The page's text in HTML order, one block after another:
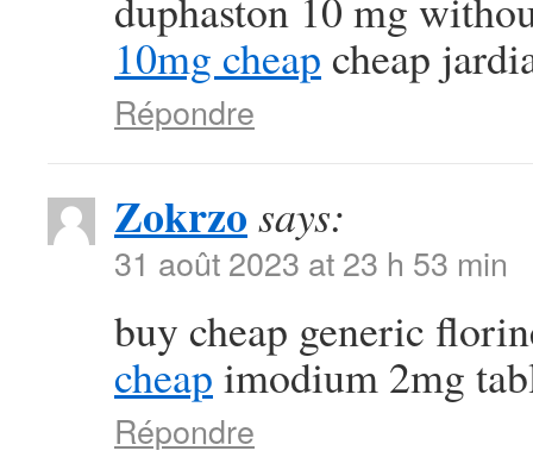
10mg cheap cheap
Répondre
Zokrzo says:
31 août 2023 at 23 h 53 min
buy cheap generic
cheap imodium 2mg
Répondre